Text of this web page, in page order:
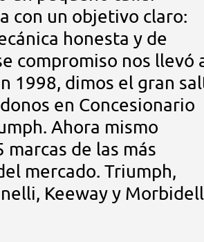
con un objetivo claro:
honesta y de
compromiso nos llevó
1998, dimos el gran
en Concesionario
Ahora mismo
marcas de las más
mercado. Triumph,
Keeway y